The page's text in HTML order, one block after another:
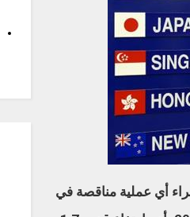
أي عملية مناقصة في